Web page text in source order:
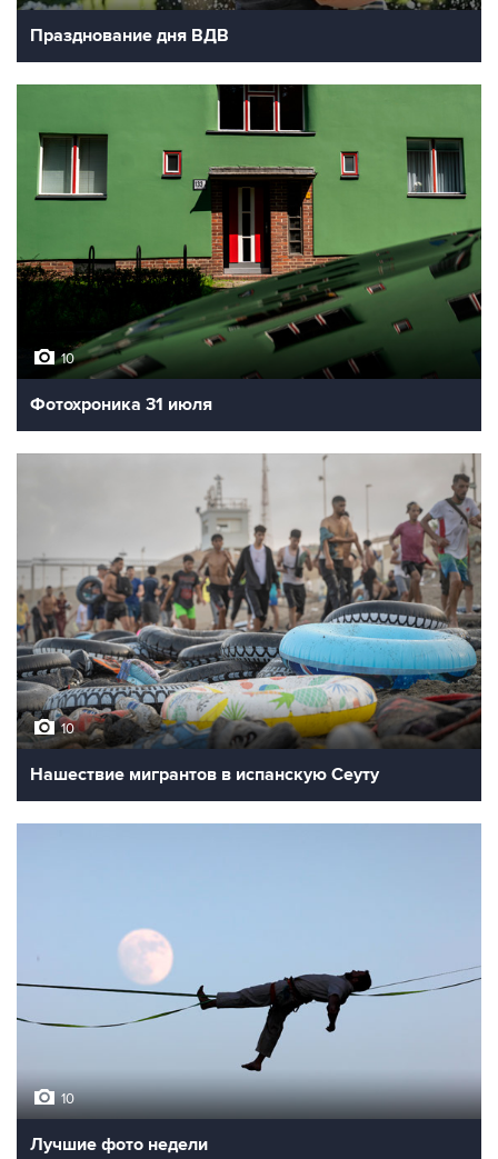
Празднование дня ВДВ
10
Фотохроника 31 июля
10
Нашествие мигрантов в испанскую Сеуту
10
Лучшие фото недели